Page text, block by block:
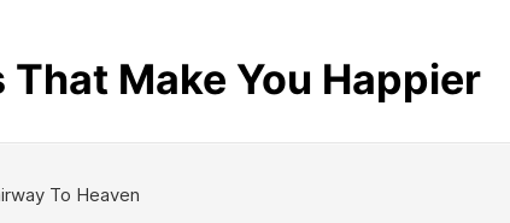
Make You Happier